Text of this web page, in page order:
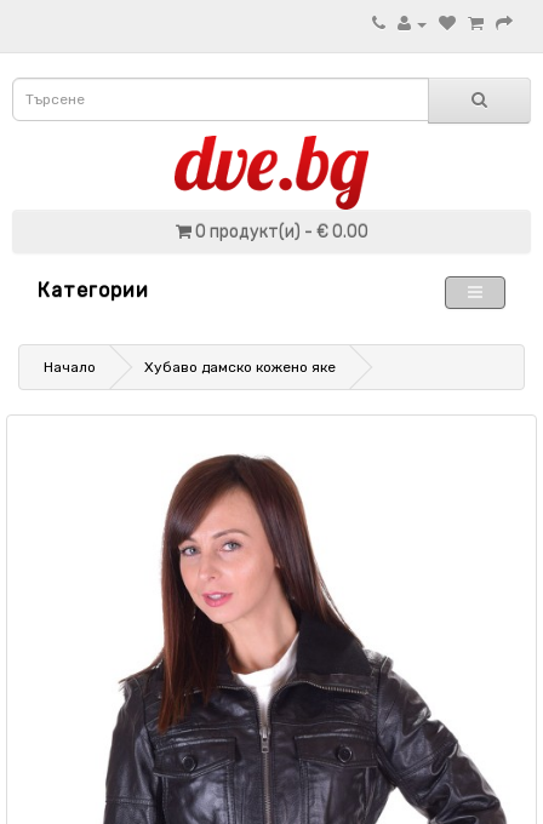
0 продукт(и) - € 0.00
Категории
Начало Хубаво дамско кожено яке